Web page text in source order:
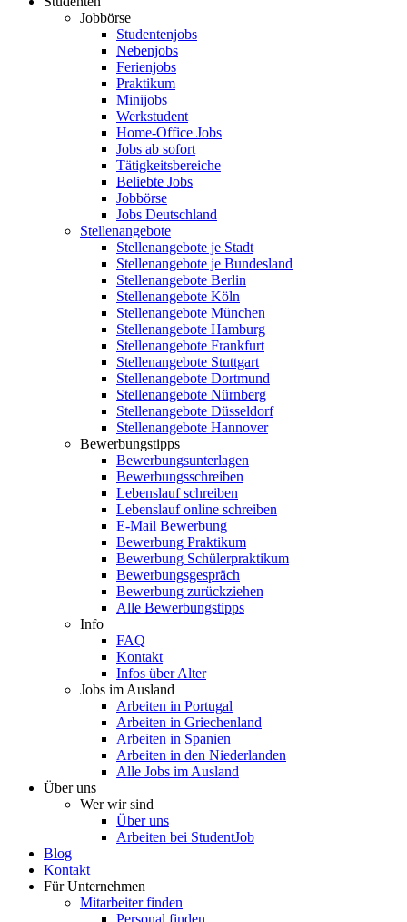
Jobbörse
Studentenjobs
Nebenjobs
Ferienjobs
Praktikum
Minijobs
Werkstudent
Home-Office Jobs
Jobs ab sofort
Tätigkeitsbereiche
Beliebte Jobs
Jobbörse
Jobs Deutschland
Stellenangebote
Stellenangebote je Stadt
Stellenangebote je Bundesland
Stellenangebote Berlin
Stellenangebote Köln
Stellenangebote München
Stellenangebote Hamburg
Stellenangebote Frankfurt
Stellenangebote Stuttgart
Stellenangebote Dortmund
Stellenangebote Nürnberg
Stellenangebote Düsseldorf
Stellenangebote Hannover
Bewerbungstipps
Bewerbungsunterlagen
Bewerbungsschreiben
Lebenslauf schreiben
Lebenslauf online schreiben
E-Mail Bewerbung
Bewerbung Praktikum
Bewerbung Schülerpraktikum
Bewerbungsgespräch
Bewerbung zurückziehen
Alle Bewerbungstipps
Info
FAQ
Kontakt
Infos über Alter
Jobs im Ausland
Arbeiten in Portugal
Arbeiten in Griechenland
Arbeiten in Spanien
Arbeiten in den Niederlanden
Alle Jobs im Ausland
Über uns
Wer wir sind
Über uns
Arbeiten bei StudentJob
Blog
Kontakt
Für Unternehmen
Mitarbeiter finden
Personal finden